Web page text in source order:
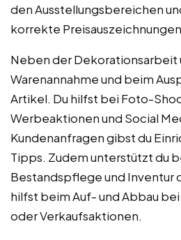
den Ausstellungsbereichen
korrekte
Neben der
Warenannahme und beim
Artikel. Du hilfst bei Foto-
Werbeaktionen und Social
Kundenanfragen gibst du
Tipps. Zudem unterstützt du
Bestandspflege und Inventur
hilfst beim Auf- und Abbau
oder Verkaufsaktionen.